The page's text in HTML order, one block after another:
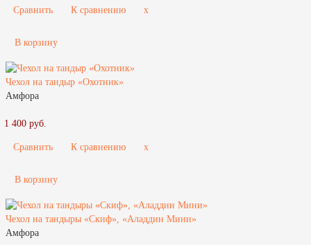
Сравнить К сравнению x
В корзину
Чехол на тандыр «Охотник»
Амфора
1 400 руб.
Сравнить К сравнению x
В корзину
Чехол на тандыры «Скиф», «Аладдин Мини»
Амфора